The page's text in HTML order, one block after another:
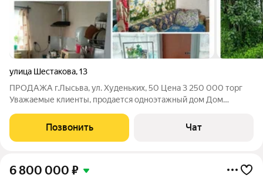
улица Шестакова,13
ПРОДАЖА г.Лысьва, ул. Худеньких, 50 Цена 3 250 000 торг
Уважаемые клиенты, продается одноэтажный дом Дом
59:09:0018707:15) При входе в дом веранда. Отопление
газовое, вода центральная, канализация
Позвонить Чат
6 800 000 ₽